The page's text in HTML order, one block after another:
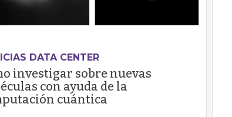
DATA CENTER
investigar sobre nuevas
con ayuda de la
cuántica